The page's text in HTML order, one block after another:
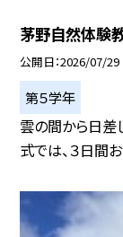
茅野自然体験教
公開日 2026/07/29
第５学年
雲の間から日差
式では、３日間